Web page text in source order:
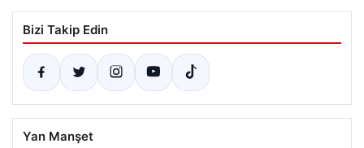
Bizi Takip Edin
Yan Manşet